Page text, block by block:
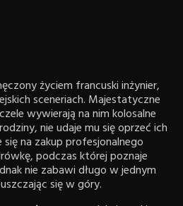
życiem francuski inżynier,
sceneriach. Majestatyczne
wywierają na nim kolosalne
nie udaje mu się oprzeć ich
na zakup profesjonalnego
podczas której poznaje
nie zabawi długo w jednym
się w góry.